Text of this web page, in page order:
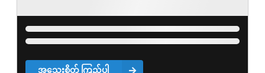
အသေးစိတ် ကြည့်ပါ